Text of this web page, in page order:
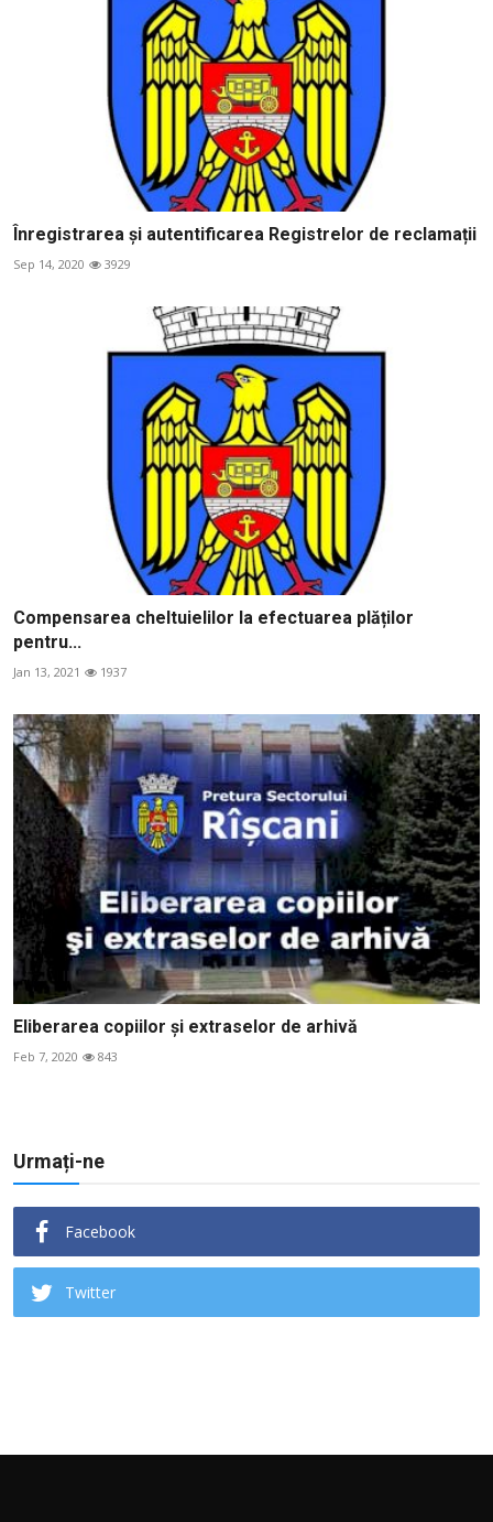
Înregistrarea și autentificarea Registrelor de reclamații
Sep 14, 2020 3929
Compensarea cheltuielilor la efectuarea plăților
pentru...
Jan 13, 2021 1937
Eliberarea copiilor şi extraselor de arhivă
Feb 7, 2020 843
Urmați-ne
Facebook
Twitter